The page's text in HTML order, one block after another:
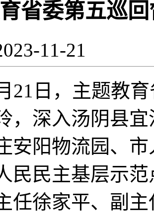
省委第五巡
11-21
日，主题教育
，深入汤阴县
安阳物流园、
民民主基层示
任徐家平、副